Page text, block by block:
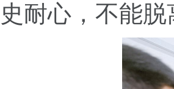
史耐心，不能